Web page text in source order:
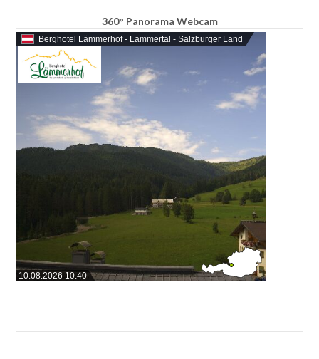
360° Panorama Webcam
Berghotel Lämmerhof - Lammertal - Salzburger Land
10.08.2026 10:40